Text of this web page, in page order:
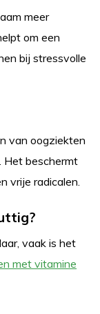
meer
om een
bij stressvolle
van oogziekten
Het beschermt
vrije radicalen.
vaak is het
met vitamine